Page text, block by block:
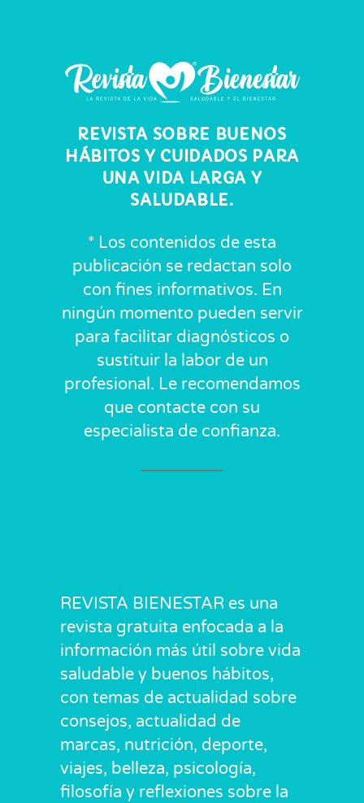
REVISTA SOBRE BUENOS
HÁBITOS Y CUIDADOS PARA
UNA VIDA LARGA Y
SALUDABLE.
* Los contenidos de esta
publicación se redactan solo
con fines informativos. En
ningún momento pueden servir
para facilitar diagnósticos o
sustituir la labor de un
profesional. Le recomendamos
que contacte con su
especialista de confianza.
REVISTA BIENESTAR es una
revista gratuita enfocada a la
información más útil sobre vida
saludable y buenos hábitos,
con temas de actualidad sobre
consejos, actualidad de
marcas, nutrición, deporte,
viajes, belleza, psicología,
filosofía y reflexiones sobre la